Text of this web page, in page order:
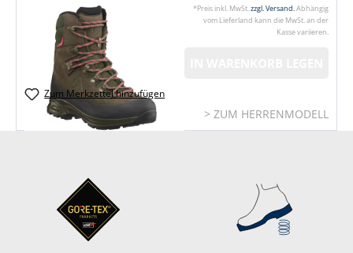
*Preis inkl. MwSt.zzgl. Versand.Abhängig
vom Lieferland kann die MwSt. an der
Kasse variieren.
Zum Merkzettel hinzufügen
> ZUM HERRENMODELL